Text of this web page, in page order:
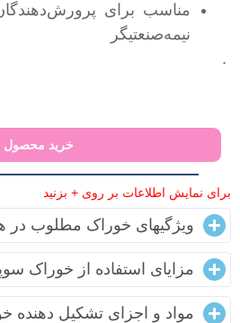
مناسب برای
نیمه‌صنعتیگر
.
خرید محصول
برای نمایش اطلاعات بر روی + بزنید
ویژگیهای خوراک مطلوب در
مزایای استفاده از خوراک
مواد و اجزای تشکیل دهنده